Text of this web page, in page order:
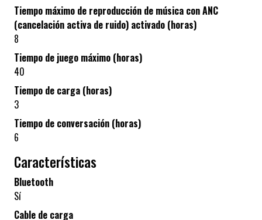
Tiempo máximo de reproducción de música con ANC
(cancelación activa de ruido) activado (horas)
8
Tiempo de juego máximo (horas)
40
Tiempo de carga (horas)
3
Tiempo de conversación (horas)
6
Características
Bluetooth
Sí
Cable de carga